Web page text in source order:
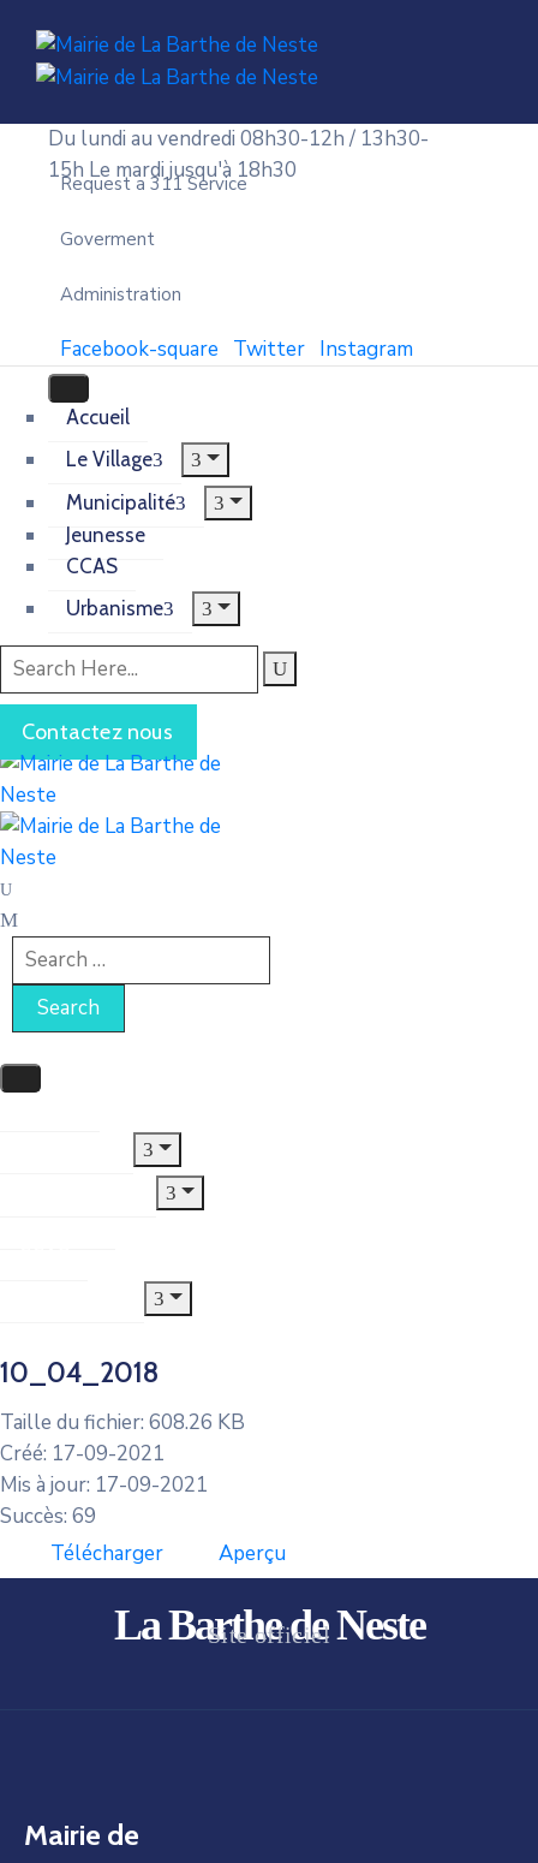
Du lundi au vendredi 08h30-12h / 13h30-
15h Le mardi jusqu'à 18h30
Request a 311 Service
Goverment
Administration
Facebook-square Twitter Instagram
Accueil
Le Village
Municipalité
Jeunesse
CCAS
Urbanisme
Contactez nous
10_04_2018
Taille du fichier: 608.26 KB
Créé: 17-09-2021
Mis à jour: 17-09-2021
Succès: 69
Télécharger
Aperçu
La Barthe de Neste
Site officiel
Mairie de